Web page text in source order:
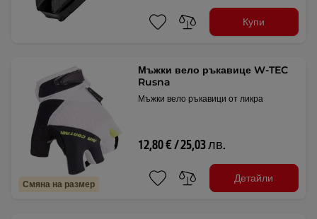
Купи
Смяна на размер
Мъжки вело ръкавице W-TEC
Rusna
Мъжки вело ръкавици от ликра
12,80 € / 25,03 лв.
Детайли